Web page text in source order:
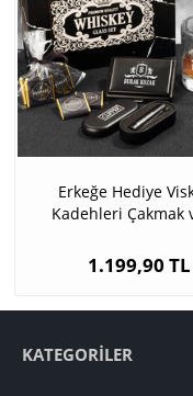
Erkeğe Hediye
Kadehleri Çakmak
1.199,90 TL
KATEGORILER